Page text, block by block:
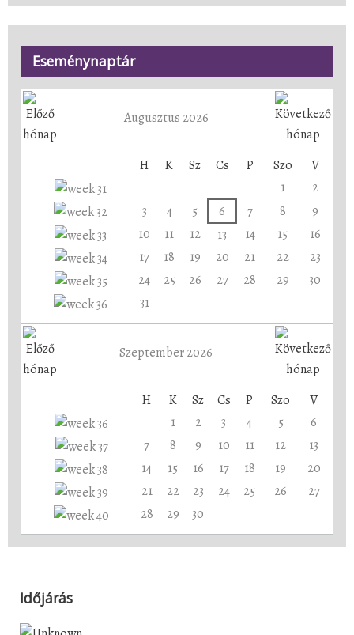
Eseménynaptár
Augusztus 2026
H K Sz Cs P Szo
V
1
2
3
4 5 6 7 8
9
10
11 12 13 14 15
16
17
18 19 20 21 22
23
24
25 26 27 28 29
30
31
Szeptember 2026
H K Sz Cs P Szo
V
1
2 3 4 5
6
7
8 9 10 11 12
13
14
15 16 17 18 19
20
21
22 23 24 25 26
27
28
29 30
Időjárás